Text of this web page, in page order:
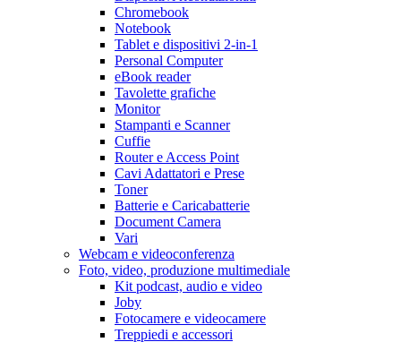
Chromebook
Notebook
Tablet e dispositivi 2-in-1
Personal Computer
eBook reader
Tavolette grafiche
Monitor
Stampanti e Scanner
Cuffie
Router e Access Point
Cavi Adattatori e Prese
Toner
Batterie e Caricabatterie
Document Camera
Vari
Webcam e videoconferenza
Foto, video, produzione multimediale
Kit podcast, audio e video
Joby
Fotocamere e videocamere
Treppiedi e accessori